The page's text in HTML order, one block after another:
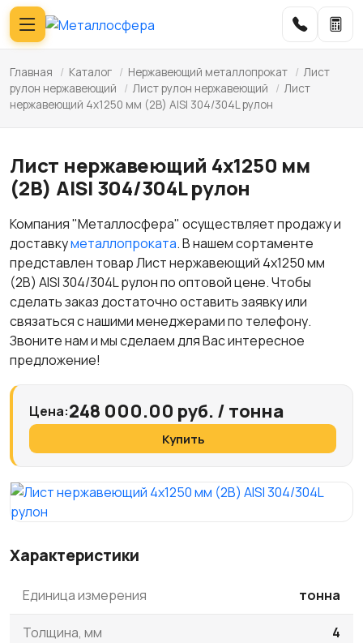
Главная / Каталог / Нержавеющий металлопрокат / Лист
рулон нержавеющий
/ Лист рулон нержавеющий / Лист
нержавеющий 4х1250 мм (2B) AISI 304/304L рулон
Лист нержавеющий 4х1250 мм
(2B) AISI 304/304L рулон
Компания "Металлосфера" осуществляет продажу и
доставкуметаллопроката. В нашем сортаменте
представлен товар Лист нержавеющий 4х1250 мм
(2B) AISI 304/304L рулон по оптовой цене. Чтобы
сделать заказ достаточно оставить заявку или
связаться с нашими менеджерами по телефону.
Звоните нам и мы сделаем для Вас интересное
предложение!
Цена:248 000.00 руб. / тонна
Купить
Характеристики
Единица измерения тонна
Толщина, мм 4